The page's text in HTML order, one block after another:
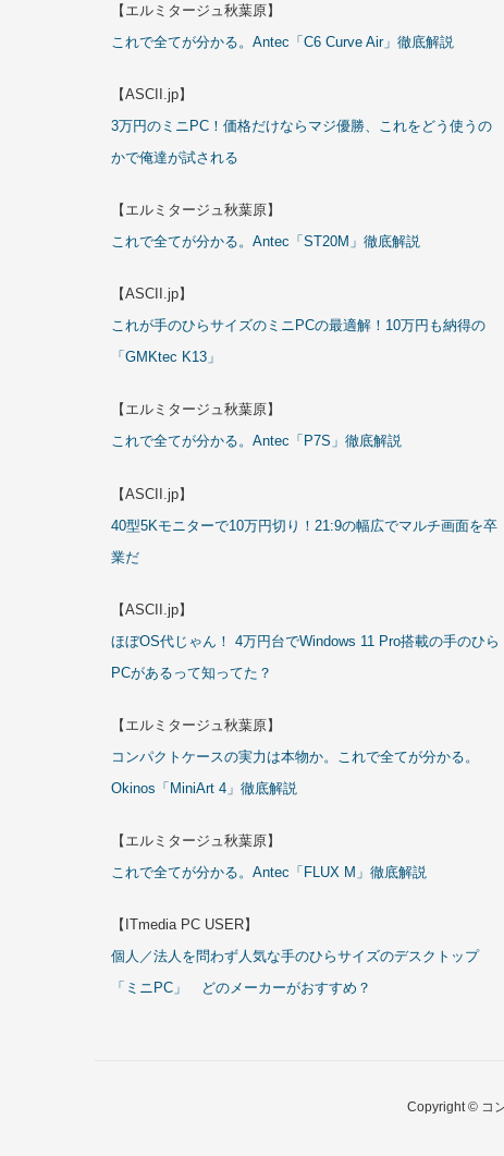
【エルミタージュ秋葉原】
これで全てが分かる。Antec「C6 Curve Air」徹底解説
【ASCII.jp】
3万円のミニPC！価格だけならマジ優勝、これをどう使うの
かで俺達が試される
【エルミタージュ秋葉原】
これで全てが分かる。Antec「ST20M」徹底解説
【ASCII.jp】
これが手のひらサイズのミニPCの最適解！10万円も納得の
「GMKtec K13」
【エルミタージュ秋葉原】
これで全てが分かる。Antec「P7S」徹底解説
【ASCII.jp】
40型5Kモニターで10万円切り！21:9の幅広でマルチ画面を卒
業だ
【ASCII.jp】
ほぼOS代じゃん！ 4万円台でWindows 11 Pro搭載の手のひら
PCがあるって知ってた？
【エルミタージュ秋葉原】
コンパクトケースの実力は本物か。これで全てが分かる。
Okinos「MiniArt 4」徹底解説
【エルミタージュ秋葉原】
これで全てが分かる。Antec「FLUX M」徹底解説
【ITmedia PC USER】
個人／法人を問わず人気な手のひらサイズのデスクトップ
「ミニPC」 どのメーカーがおすすめ？
Copyright © コ